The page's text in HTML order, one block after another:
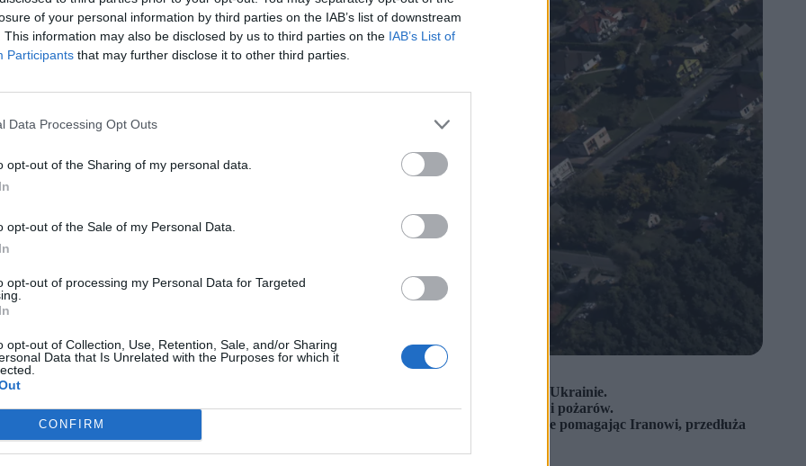
of your personal information by third parties on the IAB’s list of downstream
This information may also be disclosed by us to third parties on the IAB’s List of
Participants that may further disclose it to other third parties.
Data Processing Opt Outs
opt-out of the Sharing of my personal data.
opt-out of the Sale of my Personal Data.
opt-out of processing my Personal Data for Targeted
opt-out of Collection, Use, Retention, Sale, and/or Sharing
Data that Is Unrelated with the Purposes for which it
CONFIRM
polską przestrzeń powietrzną. (fot. Joris van Boven / Shutterstock)
by zabezpieczyć polską przestrzeń powietrzną przed skutkami rosyjskiego ataku w Ukrainie.
Zginęła jedna osoba, a trzy inne zostały ranne. W mieście Zaporoże doszło do zniszczeń i pożarów.
o irańsko-rosyjskiej współpracy wywiadowczej. Prezydent Ukrainy zarzucił Moskwie, że pomagając Iranowi, przedłuża